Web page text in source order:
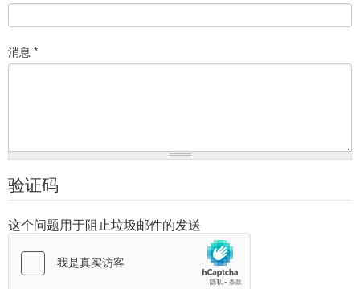
消息 *
验证码
这个问题用于阻止垃圾邮件的发送